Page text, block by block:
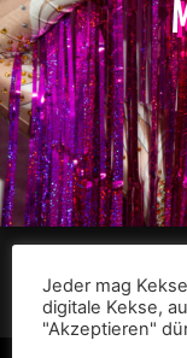
Jeder mag
digitale Kekse,
"Akzeptieren"